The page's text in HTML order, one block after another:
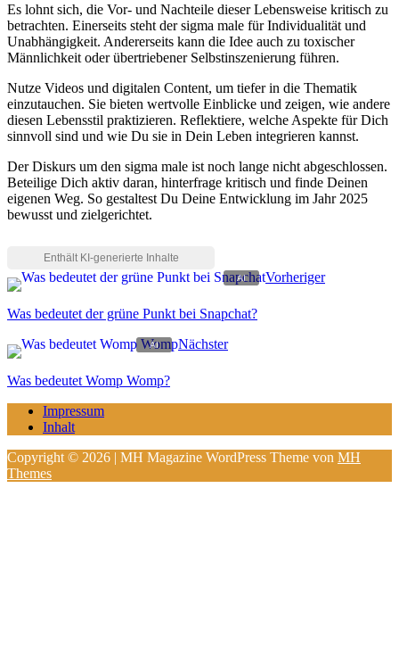
Es lohnt sich, die Vor- und Nachteile dieser Lebensweise kritisch zu
betrachten. Einerseits steht der sigma male für Individualität und
Unabhängigkeit. Andererseits kann die Idee auch zu toxischer
Männlichkeit oder übertriebener Selbstinszenierung führen.
Nutze Videos und digitalen Content, um tiefer in die Thematik
einzutauchen. Sie bieten wertvolle Einblicke und zeigen, wie andere
diesen Lebensstil praktizieren. Reflektiere, welche Aspekte für Dich
sinnvoll sind und wie Du sie in Dein Leben integrieren kannst.
Der Diskurs um den sigma male ist noch lange nicht abgeschlossen.
Beteilige Dich aktiv daran, hinterfrage kritisch und finde Deinen
eigenen Weg. So gestaltest Du Deine Entwicklung im Jahr 2025
bewusst und zielgerichtet.
Vorheriger
Was bedeutet der grüne Punkt bei Snapchat?
Nächster
Was bedeutet Womp Womp?
Impressum
Inhalt
Copyright © 2026 | MH Magazine WordPress Theme von MH
Themes